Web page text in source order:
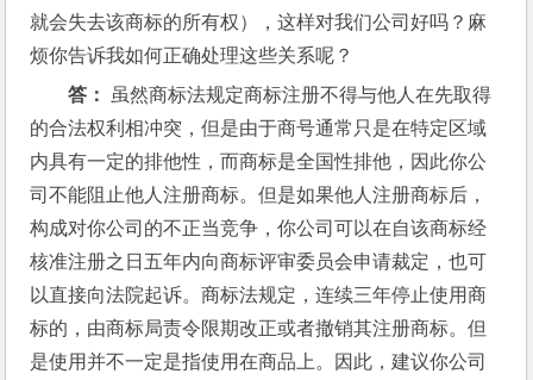
就会失去该商标的所有权），这样对我们公司好吗？麻
烦你告诉我如何正确处理这些关系呢？
答：
虽然商标法规定商标注册不得与他人在先取得
的合法权利相冲突，但是由于商号通常只是在特定区域
内具有一定的排他性，而商标是全国性排他，因此你公
司不能阻止他人注册商标。但是如果他人注册商标后，
构成对你公司的不正当竞争，你公司可以在自该商标经
核准注册之日五年内向商标评审委员会申请裁定，也可
以直接向法院起诉。商标法规定，连续三年停止使用商
标的，由商标局责令限期改正或者撤销其注册商标。但
是使用并不一定是指使用在商品上。因此，建议你公司